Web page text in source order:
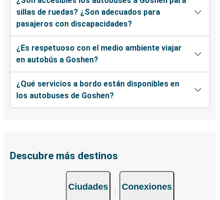
sillas de ruedas? ¿Son adecuados para
pasajeros con discapacidades?
¿Es respetuoso con el medio ambiente viajar
en autobús a Goshen?
¿Qué servicios a bordo están disponibles en
los autobuses de Goshen?
Descubre más destinos
Ciudades Conexiones